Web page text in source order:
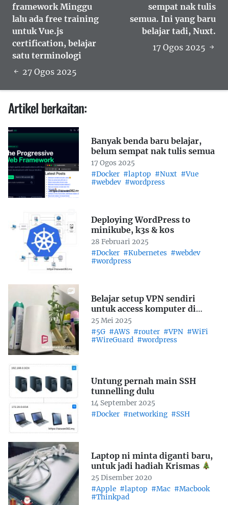
framework Minggu
lalu ada free training
untuk Vue.js
certification, belajar
satu terminologi
27 Ogos 2025
sempat nak tulis
semua. Ini yang baru
belajar tadi, Nuxt.
17 Ogos 2025
Artikel berkaitan:
Banyak benda baru belajar,
belum sempat nak tulis semua
17 Ogos 2025
#Docker #laptop #Nuxt #Vue
#webdev #wordpress
Deploying WordPress to
minikube, k3s & k0s
28 Februari 2025
#Docker #Kubernetes #webdev
#wordpress
Belajar setup VPN sendiri
untuk access komputer di
rumah
25 Mei 2025
#5G #AWS #router #VPN #WiFi
#WireGuard #wordpress
Untung pernah main SSH
tunnelling dulu
14 September 2025
#Docker #networking #SSH
Laptop ni minta diganti baru,
untuk jadi hadiah Krismas
25 Disember 2020
#Apple #laptop #Mac #Macbook
#Thinkpad